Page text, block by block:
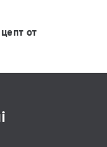
от